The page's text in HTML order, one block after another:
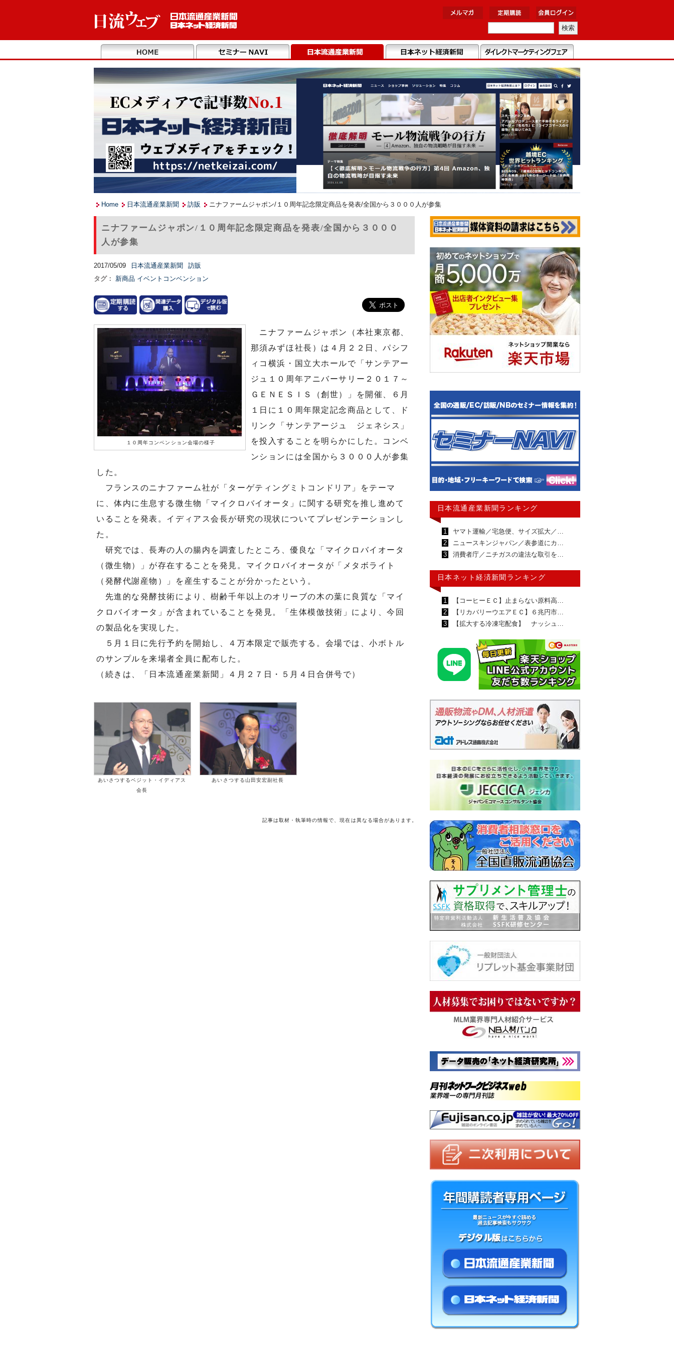
Home 日本流通産業新聞 訪販 ニナファームジャポン/１０周年記念限定商品を発表/全国から３０００人が参集
ニナファームジャポン/１０周年記念限定商品を発表/全国から３０００
人が参集
2017/05/09 日本流通産業新聞
訪販
タグ：
新商品 イベントコンベンション
１０周年コンベンション会場の様子
ニナファームジャポン（本社東京都、
那須みずほ社長）は４月２２日、パシフ
ィコ横浜・国立大ホールで「サンテアー
ジュ１０周年アニバーサリー２０１７～
ＧＥＮＥＳＩＳ（創世）」を開催、６月
１日に１０周年限定記念商品として、ド
リンク「サンテアージュ ジェネシス」
を投入することを明らかにした。コンベ
ンションには全国から３０００人が参集
した。
フランスのニナファーム社が「ターゲティングミトコンドリア」をテーマ
に、体内に生息する微生物「マイクロバイオータ」に関する研究を推し進めて
いることを発表。イディアス会長が研究の現状についてプレゼンテーションし
た。
研究では、長寿の人の腸内を調査したところ、優良な「マイクロバイオータ
（微生物）」が存在することを発見。マイクロバイオータが「メタボライト
（発酵代謝産物）」を産生することが分かったという。
先進的な発酵技術により、樹齢千年以上のオリーブの木の葉に良質な「マイ
クロバイオータ」が含まれていることを発見。「生体模倣技術」により、今回
の製品化を実現した。
５月１日に先行予約を開始し、４万本限定で販売する。会場では、小ボトル
のサンプルを来場者全員に配布した。
（続きは、「日本流通産業新聞」４月２７日・５月４日合併号で）
あいさつするベジット・イディアス
会長
あいさつする山田安宏副社長
記事は取材・執筆時の情報で、現在は異なる場合があります。
日本流通産業新聞ランキング
1
ヤマト運輸／宅急便、サイズ拡大／…
2
ニュースキンジャパン／表参道にカ…
3
消費者庁／ニチガスの違法な取引を…
日本ネット経済新聞ランキング
1
【コーヒーＥＣ】止まらない原料高…
2
【リカバリーウエアＥＣ】６兆円市…
3
【拡大する冷凍宅配食】 ナッシュ…